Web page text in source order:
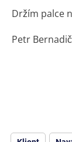
Držím palce
Petr Bernadič